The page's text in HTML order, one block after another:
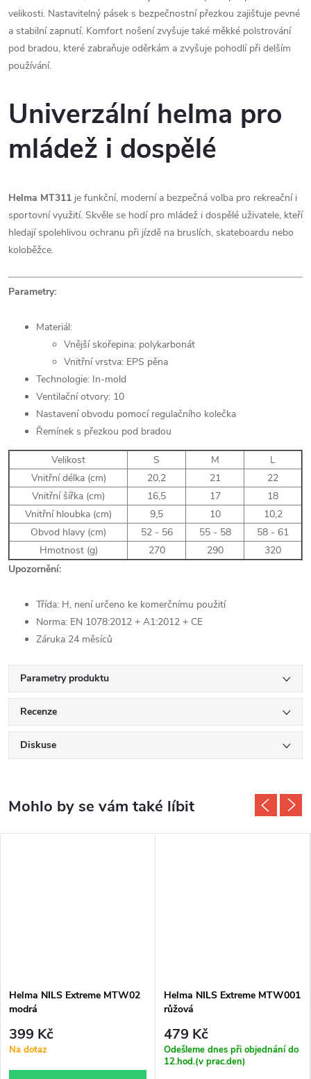
velikosti. Nastavitelný pásek s bezpečnostní přezkou zajišťuje pevné
a stabilní zapnutí. Komfort nošení zvyšuje také měkké polstrování
pod bradou, které zabraňuje oděrkám a zvyšuje pohodlí při delším
používání.
Univerzální helma pro
mládež i dospělé
Helma MT311 je funkční, moderní a bezpečná volba pro rekreační i
sportovní využití. Skvěle se hodí pro mládež i dospělé uživatele, kteří
hledají spolehlivou ochranu při jízdě na bruslích, skateboardu nebo
koloběžce.
Parametry:
Materiál:
Vnější skořepina: polykarbonát
Vnitřní vrstva: EPS pěna
Technologie: In-mold
Ventilační otvory: 10
Nastavení obvodu pomocí regulačního kolečka
Řemínek s přezkou pod bradou
Velikost S M
L
Vnitřní délka (cm)
20,2 21
22
Vnitřní šířka (cm)
16,5 17
18
Vnitřní hloubka (cm)
9,5 10
10,2
Obvod hlavy (cm)
52 - 56 55 - 58
58 - 61
Hmotnost (g)
270 290
320
Upozornění:
Třída: H, není určeno ke komerčnímu použití
Norma: EN 1078:2012 + A1:2012 + CE
Záruka 24 měsíců
Parametry produktu
Recenze
Diskuse
Helma NILS Extreme MTW02
modrá
399 Kč
Na dotaz
Helma NILS Extreme MTW001
růžová
479 Kč
Odešleme dnes při objednání do
12.hod.(v prac.den)